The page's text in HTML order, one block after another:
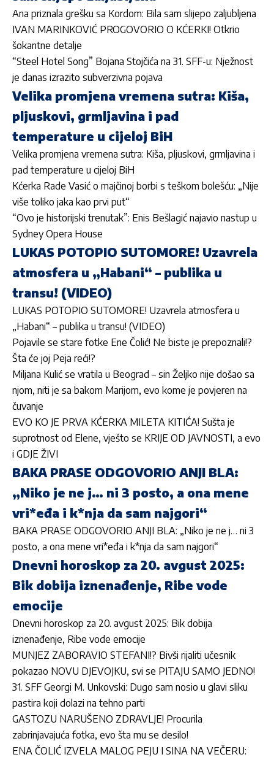
Ana priznala grešku sa Kordom: Bila sam slijepo zaljubljena
IVAN MARINKOVIĆ PROGOVORIO O KĆERKI! Otkrio
šokantne detalje
“Steel Hotel Song” Bojana Stojčića na 31. SFF-u: Nježnost
je danas izrazito subverzivna pojava
Velika promjena vremena sutra: Kiša,
pljuskovi, grmljavina i pad
temperature u cijeloj BiH
Velika promjena vremena sutra: Kiša, pljuskovi, grmljavina i
pad temperature u cijeloj BiH
Kćerka Rade Vasić o majčinoj borbi s teškom bolešću: „Nije
više toliko jaka kao prvi put“
“Ovo je historijski trenutak”: Enis Bešlagić najavio nastup u
Sydney Opera House
LUKAS POTOPIO SUTOMORE! Uzavrela
atmosfera u „Habani“ – publika u
transu! (VIDEO)
LUKAS POTOPIO SUTOMORE! Uzavrela atmosfera u
„Habani“ – publika u transu! (VIDEO)
Pojavile se stare fotke Ene Čolić! Ne biste je prepoznali!?
Šta će joj Peja reći!?
Miljana Kulić se vratila u Beograd – sin Željko nije došao sa
njom, niti je sa bakom Marijom, evo kome je povjeren na
čuvanje
EVO KO JE PRVA KĆERKA MILETA KITIĆA! Sušta je
suprotnost od Elene, vješto se KRIJE OD JAVNOSTI, a evo
i GDJE ŽIVI
BAKA PRASE ODGOVORIO ANJI BLA:
„Niko je ne j… ni 3 posto, a ona mene
vri*eđa i k*nja da sam najgori“
BAKA PRASE ODGOVORIO ANJI BLA: „Niko je ne j… ni 3
posto, a ona mene vri*eđa i k*nja da sam najgori“
Dnevni horoskop za 20. avgust 2025:
Bik dobija iznenađenje, Ribe vode
emocije
Dnevni horoskop za 20. avgust 2025: Bik dobija
iznenađenje, Ribe vode emocije
MUNJEZ ZABORAVIO STEFANI!? Bivši rijaliti učesnik
pokazao NOVU DJEVOJKU, svi se PITAJU SAMO JEDNO!
31. SFF Georgi M. Unkovski: Dugo sam nosio u glavi sliku
pastira koji dolazi na tehno parti
GASTOZU NARUŠENO ZDRAVLJE! Procurila
zabrinjavajuća fotka, evo šta mu se desilo!
ENA ČOLIĆ IZVELA MALOG PEJU I SINA NA VEČERU: